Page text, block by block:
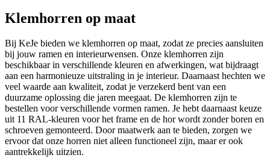
Klemhorren op maat
Bij KeJe bieden we klemhorren op maat, zodat ze precies aansluiten
bij jouw ramen en interieurwensen. Onze klemhorren zijn
beschikbaar in verschillende kleuren en afwerkingen, wat bijdraagt
aan een harmonieuze uitstraling in je interieur. Daarnaast hechten we
veel waarde aan kwaliteit, zodat je verzekerd bent van een
duurzame oplossing die jaren meegaat. De klemhorren zijn te
bestellen voor verschillende vormen ramen. Je hebt daarnaast keuze
uit 11 RAL-kleuren voor het frame en de hor wordt zonder boren en
schroeven gemonteerd. Door maatwerk aan te bieden, zorgen we
ervoor dat onze horren niet alleen functioneel zijn, maar er ook
aantrekkelijk uitzien.